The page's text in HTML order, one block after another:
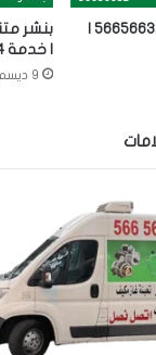
| خدمة 24 ساعة
9 ديسمبر، 2024